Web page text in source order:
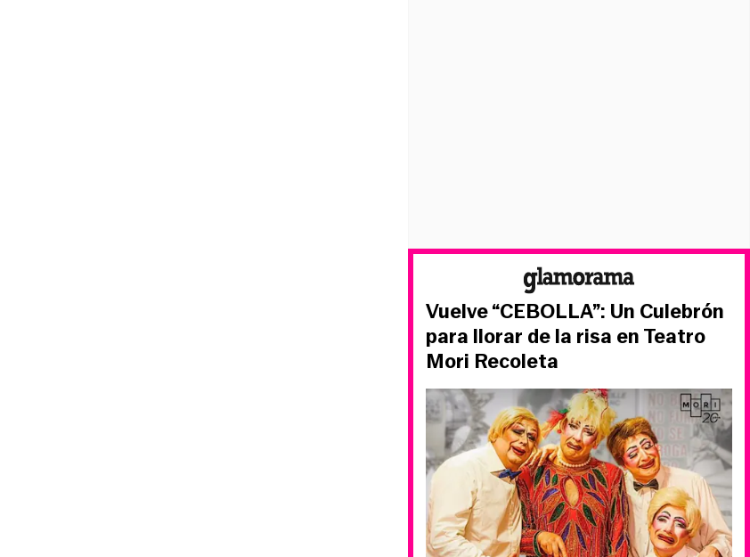
Vuelve “CEBOLLA”: Un Culebrón
para llorar de la risa en Teatro
Mori Recoleta